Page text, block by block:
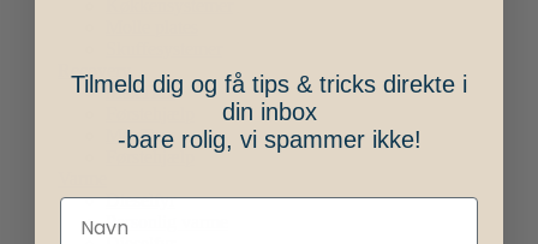
Recovery
MaxTrax
MaxTrax
Dieselfyr
Personlig varme
Tilmeld dig og få tips & tricks direkte i
din inbox
-bare rolig, vi spammer ikke!